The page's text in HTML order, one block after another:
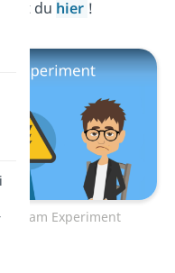
du hier !
Experiment